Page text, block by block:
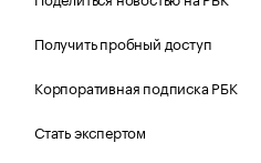
Получить пробный доступ
Корпоративная подписка РБК
Стать экспертом